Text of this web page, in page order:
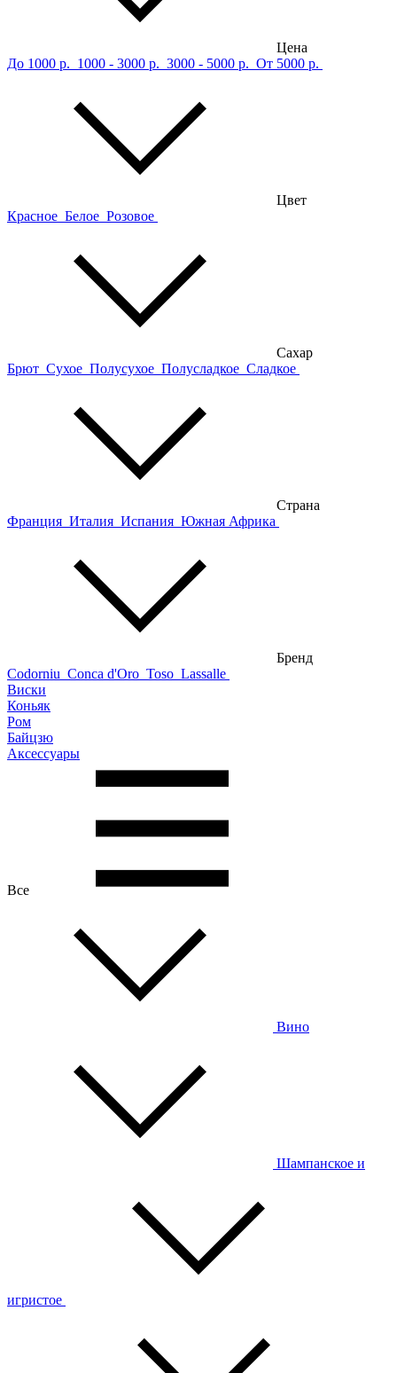
Цена
До 1000 р. 1000 - 3000 р. 3000 - 5000 р. От 5000 р.
Цвет
Красное Белое Розовое
Сахар
Брют Сухое Полусухое Полусладкое Сладкое
Страна
Франция Италия Испания Южная Африка
Бренд
Codorniu Conca d'Oro Toso Lassalle
Виски
Коньяк
Ром
Байцзю
Аксессуары
Все
Вино
Шампанское и
игристое